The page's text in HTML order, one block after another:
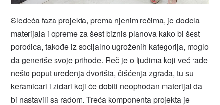
Sledeća faza projekta, prema njenim rečima, je dodela
materijala i opreme za šest biznis planova kako bi šest
porodica, takođe iz socijalno ugroženih kategorija, moglo
da generiše svoje prihode. Reč je o ljudima koji već rade
nešto poput uređenja dvorišta, čišćenja zgrada, tu su
keramičari i zidari koji će dobiti neophodan materijal da
bi nastavili sa radom. Treća komponenta projekta je